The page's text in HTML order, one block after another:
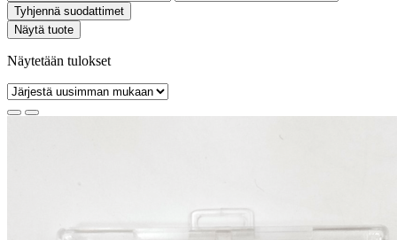
Tyhjennä suodattimet
Näytä tuote
Näytetään tulokset